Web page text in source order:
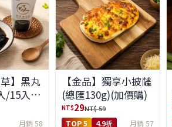
草】黑丸
/15入
8/14出
月銷 58
【金品】獨享小披薩
(總匯130g)(加價購)
NT$29NT$ 59
TOP 5 4.9折 月銷 57